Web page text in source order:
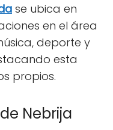
se ubica en
en el área
deporte y
esta
propios.
Nebrija